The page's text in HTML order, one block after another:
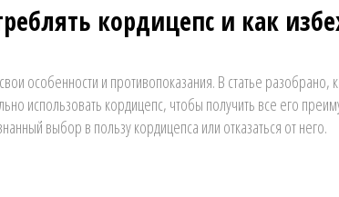
кордицепс и как
особенности и противопоказания. В статье разобрано,
использовать кордицепс, чтобы получить все его
выбор в пользу кордицепса или отказаться от него.